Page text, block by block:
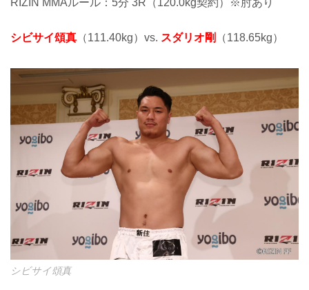
RIZIN MMAルール：5分 3R（120.0kg契約）※肘あり
シビサイ頌真 （111.40kg）vs. スダリオ剛 （118.65kg）
シビサイ頌真